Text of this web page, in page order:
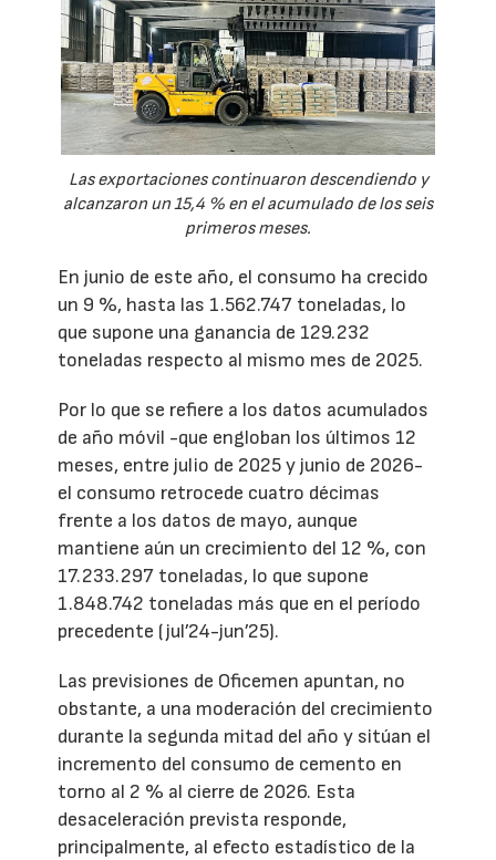
Las exportaciones continuaron descendiendo y
alcanzaron un 15,4 % en el acumulado de los seis
primeros meses.
En junio de este año, el consumo ha crecido
un 9 %, hasta las 1.562.747 toneladas, lo
que supone una ganancia de 129.232
toneladas respecto al mismo mes de 2025.
Por lo que se refiere a los datos acumulados
de año móvil -que engloban los últimos 12
meses, entre julio de 2025 y junio de 2026-
el consumo retrocede cuatro décimas
frente a los datos de mayo, aunque
mantiene aún un crecimiento del 12 %, con
17.233.297 toneladas, lo que supone
1.848.742 toneladas más que en el período
precedente (jul’24-jun’25).
Las previsiones de Oficemen apuntan, no
obstante, a una moderación del crecimiento
durante la segunda mitad del año y sitúan el
incremento del consumo de cemento en
torno al 2 % al cierre de 2026. Esta
desaceleración prevista responde,
principalmente, al efecto estadístico de la